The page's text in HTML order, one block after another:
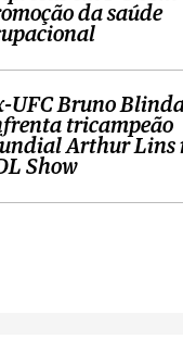
da saúde
UFC Bruno
tricampeão
Arthur Lins
Show